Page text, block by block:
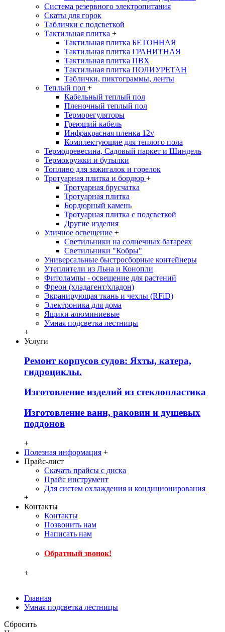
Система резервного электропитания
Скаты для горок
Таблички с подсветкой
Тактильная плитка +
Тактильная плитка БЕТОННАЯ
Тактильная плитка ГРАНИТНАЯ
Тактильная плитка ПВХ
Тактильная плитка ПОЛИУРЕТАН
Таблички, пиктограммы, ленты
Теплый пол +
Кабельный теплый пол
Пленочный теплый пол
Терморегуляторы
Греющий кабель
Инфракрасная пленка 12v
Комплектующие для теплого пола
Термодревесина, Садовый паркет и Шиндель
Термокружки и бутылки
Топливо для зажигалок и горелок
Тротуарная плитка и бордюр +
Тротуарная брусчатка
Тротуарная плитка
Бордюрный камень
Тротуарная плитка с подсветкой
Другие изделия
Уличное освещение +
Светильники на солнечных батареях
Светильники "Кобры"
Универсальные быстросборные контейнеры
Утеплители из Льна и Конопли
Фитолампы - освещение для растений
Фреон (хладагент/хладон)
Экранирующая ткань и чехлы (RFiD)
Электроника для дома
Ящики алюминиевые
Умная подсветка лестницы
+
Услуги
Ремонт корпусов судов: Яхты, катера,
гидроциклы.
Изготовление изделий из стеклопластика
Изготовление ванн, раковин и душевых
поддонов
+
Полезная информация +
Прайс-лист
Скачать прайсы с диска
Прайс инструмент
Для систем охлаждения и кондиционирования
+
Контакты
Контакты
Позвонить нам
Написать нам
Обратный звонок!
+
Главная
Умная подсветка лестницы
Сбросить